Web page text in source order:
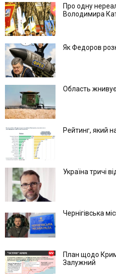
Про одну
Володимира
Як Федоров
Область жнивує
Рейтинг, який
Україна тричі
Чернігівська
План щодо
Залужний